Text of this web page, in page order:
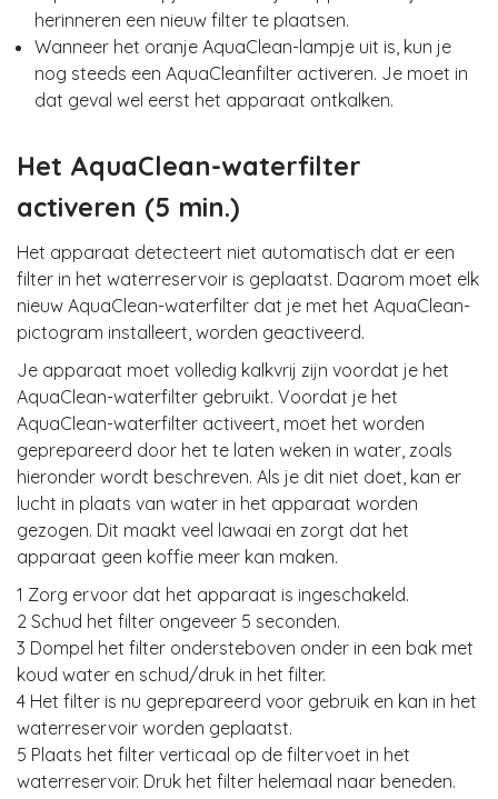
herinneren een nieuw filter te plaatsen.
Wanneer het oranje AquaClean-lampje uit is, kun je
nog steeds een AquaCleanfilter activeren. Je moet in
dat geval wel eerst het apparaat ontkalken.
Het AquaClean-waterfilter
activeren (5 min.)
Het apparaat detecteert niet automatisch dat er een
filter in het waterreservoir is geplaatst. Daarom moet elk
nieuw AquaClean-waterfilter dat je met het AquaClean-
pictogram installeert, worden geactiveerd.
Je apparaat moet volledig kalkvrij zijn voordat je het
AquaClean-waterfilter gebruikt. Voordat je het
AquaClean-waterfilter activeert, moet het worden
geprepareerd door het te laten weken in water, zoals
hieronder wordt beschreven. Als je dit niet doet, kan er
lucht in plaats van water in het apparaat worden
gezogen. Dit maakt veel lawaai en zorgt dat het
apparaat geen koffie meer kan maken.
1 Zorg ervoor dat het apparaat is ingeschakeld.
2 Schud het filter ongeveer 5 seconden.
3 Dompel het filter ondersteboven onder in een bak met
koud water en schud/druk in het filter.
4 Het filter is nu geprepareerd voor gebruik en kan in het
waterreservoir worden geplaatst.
5 Plaats het filter verticaal op de filtervoet in het
waterreservoir. Druk het filter helemaal naar beneden.